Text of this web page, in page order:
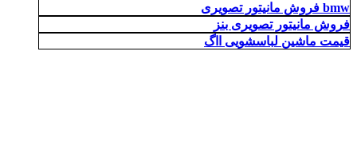
فروش مانیتور تصویری bmw
فروش مانیتور تصویری بنز
قیمت ماشین لباسشویی ااگ